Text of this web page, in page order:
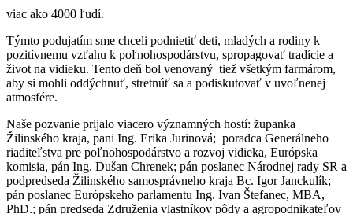
viac ako 4000 ľudí.
Týmto podujatím sme chceli podnietiť deti, mladých a rodiny k
pozitívnemu vzťahu k poľnohospodárstvu, spropagovať tradície a
život na vidieku. Tento deň bol venovaný tiež všetkým farmárom,
aby si mohli oddýchnuť, stretnúť sa a podiskutovať v uvoľnenej
atmosfére.
Naše pozvanie prijalo viacero významných hostí: županka
Žilinského kraja, pani Ing. Erika Jurinová; poradca Generálneho
riaditeľstva pre poľnohospodárstvo a rozvoj vidieka, Európska
komisia, pán Ing. Dušan Chrenek; pán poslanec Národnej rady SR a
podpredseda Žilinského samosprávneho kraja Bc. Igor Janckulík;
pán poslanec Európskeho parlamentu Ing. Ivan Štefanec, MBA,
PhD.; pán predseda Združenia vlastníkov pôdy a agropodnikateľov